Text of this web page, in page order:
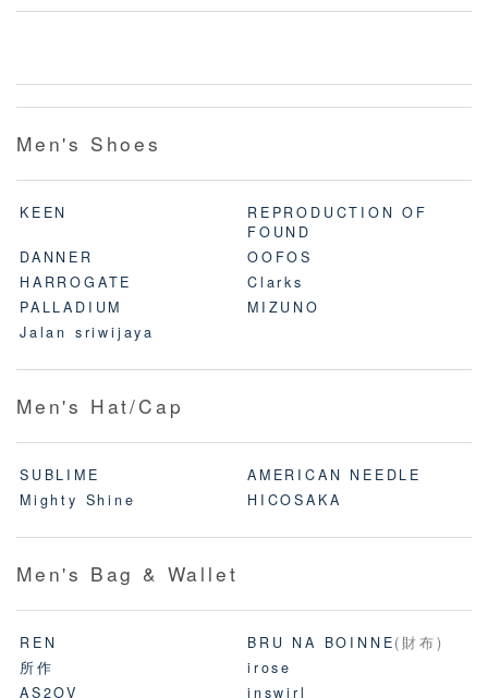
Men's Shoes
KEEN
REPRODUCTION OF
FOUND
DANNER
OOFOS
HARROGATE
Clarks
PALLADIUM
MIZUNO
Jalan sriwijaya
Men's Hat/Cap
SUBLIME
AMERICAN NEEDLE
Mighty Shine
HICOSAKA
Men's Bag & Wallet
REN BRU NA BOINNE(財布)
所作
irose
AS2OV
inswirl